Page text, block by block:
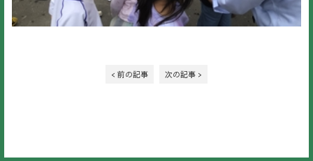
< 前の記事 次の記事 >